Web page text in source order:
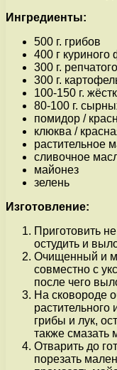
Ингредиенты:
500 г. грибов
400 г куриного
300 г.
300 г.
100-150 г.
80-100 г.
помидор /
клюква /
растительное
сливочное
майонез
зелень
Изготовление:
Приготовить
остудить и
Очищенный и
совместно с
после чего
На сковороде
грибы и лук,
также смазать
Отварить до
порезать